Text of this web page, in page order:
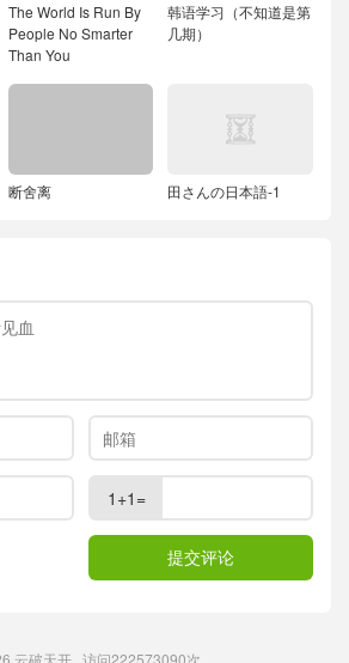
The World Is Run By
People No Smarter
Than You
韩语学习（不知道是第
几期）
断舍离 田さんの日本語-1
1+1=
云破天开访问222573090次